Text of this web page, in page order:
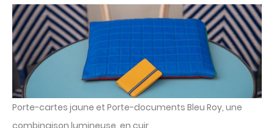
Porte-cartes jaune et Porte-documents Bleu Roy, une
combinaison lumineuse, en cuir